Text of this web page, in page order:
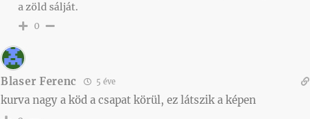
a zöld sálját.
0
Blaser Ferenc 5 éve
kurva nagy a köd a csapat körül, ez látszik a képen